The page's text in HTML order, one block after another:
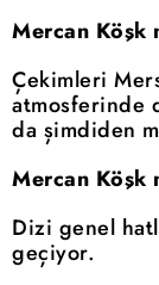
Mercan Köşk
Çekimleri
atmosferinde
da şimdiden
Mercan Köşk
Dizi genel
geçiyor.